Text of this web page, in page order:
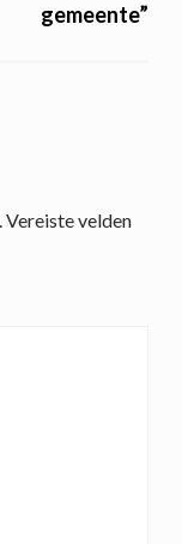
gemeente”
Vereiste velden